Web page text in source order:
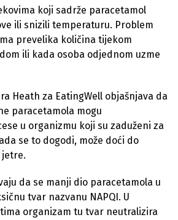
koji sadrže paracetamol
ili snizili temperaturu. Problem
prevelika količina tijekom
ili kada osoba odjednom uzme
Heath za EatingWell objašnjava da
paracetamola mogu
u organizmu koji su zaduženi za
se to dogodi, može doći do
jetre.
da se manji dio paracetamola u
tvar nazvanu NAPQI. U
organizam tu tvar neutralizira